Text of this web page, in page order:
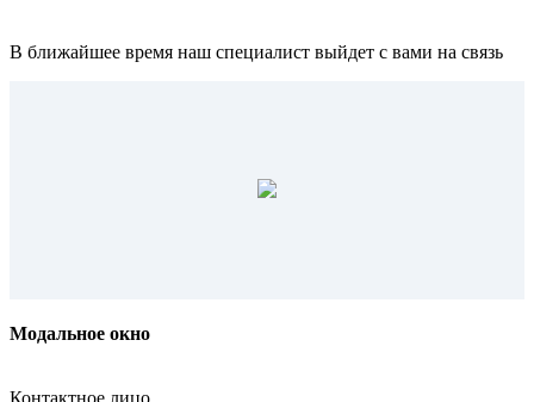
В ближайшее время наш специалист выйдет с вами на связь
Модальное окно
Контактное лицо